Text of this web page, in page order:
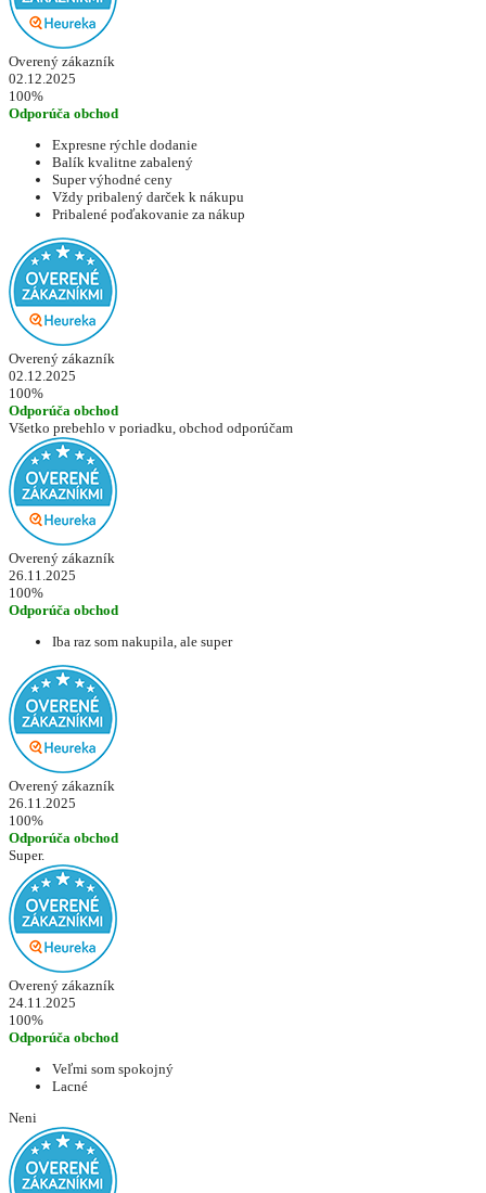
Overený zákazník
02.12.2025
100%
Odporúča obchod
Expresne rýchle dodanie
Balík kvalitne zabalený
Super výhodné ceny
Vždy pribalený darček k nákupu
Pribalené poďakovanie za nákup
Overený zákazník
02.12.2025
100%
Odporúča obchod
Všetko prebehlo v poriadku, obchod odporúčam
Overený zákazník
26.11.2025
100%
Odporúča obchod
Iba raz som nakupila, ale super
Overený zákazník
26.11.2025
100%
Odporúča obchod
Super.
Overený zákazník
24.11.2025
100%
Odporúča obchod
Veľmi som spokojný
Lacné
Neni